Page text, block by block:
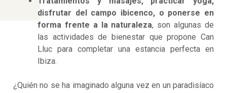
disfrutar del campo ibicenco, o ponerse en
forma frente a la naturaleza, son algunas de
las actividades de bienestar que propone Can
Lluc para completar una estancia perfecta en
Ibiza.
¿Quién no se ha imaginado alguna vez en un paradisíaco